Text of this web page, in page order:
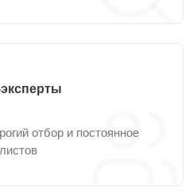
отбор и постоянное